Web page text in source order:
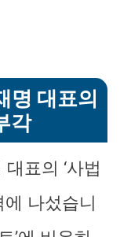
명 대표의
각
표의 ‘사법
에 나섰습니